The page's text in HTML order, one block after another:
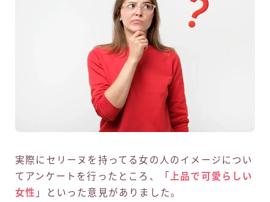
実際にセリーヌを持ってる女の人のイメージについ
てアンケートを行ったところ、「
上品で可愛らしい
女性 」といった意見がありました。